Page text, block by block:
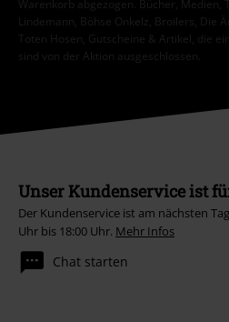
Warenkorb abgezogen. Bücher, Medien,
Lindemann, Böhse Onkelz, Broilers, Die
Toten Hosen, Gutscheine & Artikel, die
sind von der Aktion ausgeschlossen.
Unser Kundenservice ist
Der Kundenservice ist am nächsten
Uhr bis 18:00 Uhr. Mehr Infos
Chat starten